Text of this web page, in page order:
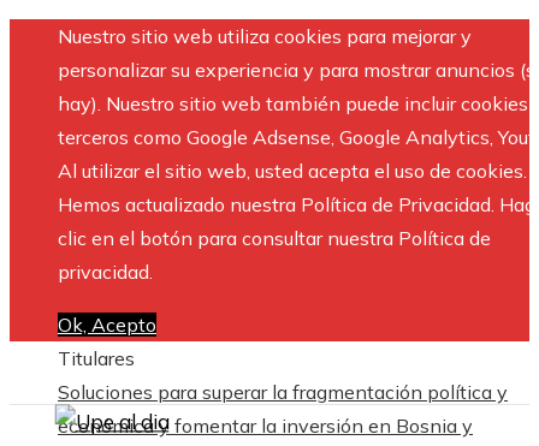
Nuestro sitio web utiliza cookies para mejorar y
personalizar su experiencia y para mostrar anuncios
hay). Nuestro sitio web también puede incluir cookies
terceros como Google Adsense, Google Analytics,
Al utilizar el sitio web, usted acepta el uso de cookies.
Hemos actualizado nuestra Política de Privacidad.
clic en el botón para consultar nuestra Política de
privacidad.
Ok, Acepto
Titulares
Soluciones para superar la fragmentación política y
económica y fomentar la inversión en Bosnia y